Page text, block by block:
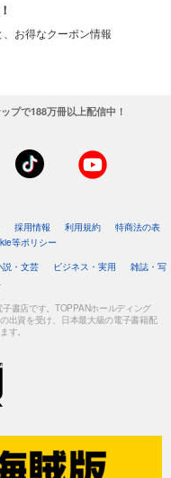
お得なクーポン情報
プで188万冊以上配信中！
採用情報 利用規約
特商法の表
等ポリシー
説・文芸 ビジネス・実用
雑誌・写
書店です。TOPPANホールディング
出資を受け、日本最大級の電子書籍配
す。